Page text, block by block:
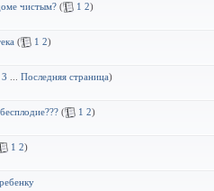
чистым? ( 1 2)
( 1 2)
3 Последняя страница)
( 1 2)
1 2)